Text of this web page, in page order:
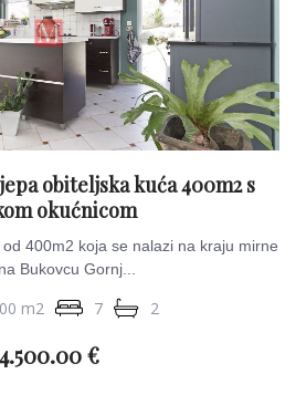
obiteljska kuća 400m2 s
okućnicom
400m2 koja se nalazi na kraju mirne
Bukovcu Gornj...
m2 7 2
4.500.00 €